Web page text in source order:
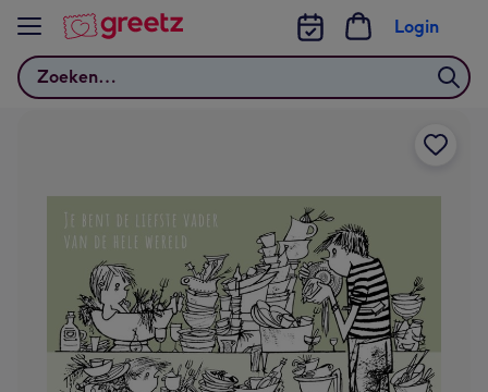
Bekijk meer
Zoeken
Login